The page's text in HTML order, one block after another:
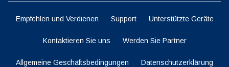
Empfehlen und Verdienen Support Unterstützte Geräte
Kontaktieren Sie uns Werden Sie Partner
Allgemeine Geschäftsbedingungen Datenschutzerklärung